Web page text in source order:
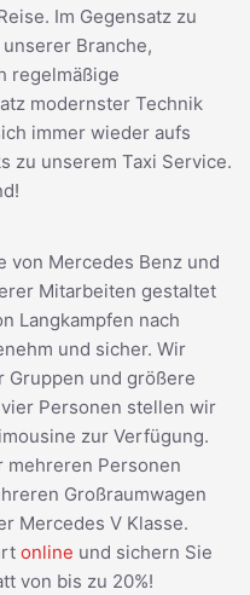
Im Gegensatz zu
Branche,
regelmäßige
modernster Technik
immer wieder aufs
zu unserem Taxi Service.
von Mercedes Benz und
Mitarbeiten gestaltet
Langkampfen nach
und sicher. Wir
Gruppen und größere
Personen stellen wir
zur Verfügung.
mehreren Personen
Großraumwagen
Mercedes V Klasse.
online und sichern Sie
von bis zu 20%!